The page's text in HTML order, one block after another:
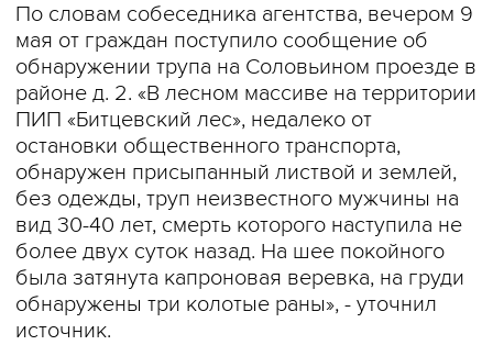
По словам собеседника агентства, вечером 9
мая от граждан поступило сообщение об
обнаружении трупа на Соловьином проезде в
районе д. 2. «В лесном массиве на территории
ПИП «Битцевский лес», недалеко от
остановки общественного транспорта,
обнаружен присыпанный листвой и землей,
без одежды, труп неизвестного мужчины на
вид 30-40 лет, смерть которого наступила не
более двух суток назад. На шее покойного
была затянута капроновая веревка, на груди
обнаружены три колотые раны», - уточнил
источник.